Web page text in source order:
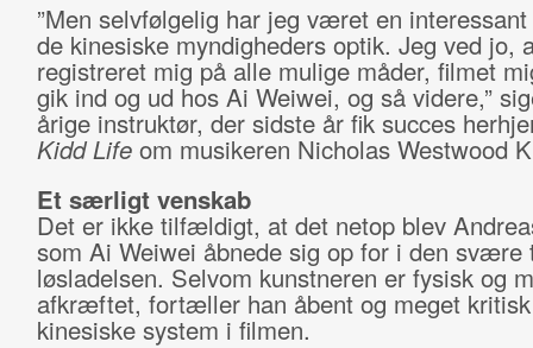
”Men selvfølgelig har jeg været en
de kinesiske myndigheders optik. Jeg ved jo,
registreret mig på alle mulige måder, filmet
gik ind og ud hos Ai Weiwei, og så videre,”
årige instruktør, der sidste år fik succes
Kidd Lifeom musikeren Nicholas Westwood
Et særligt venskab
Det er ikke tilfældigt, at det netop blev
som Ai Weiwei åbnede sig op for i den svære
løsladelsen. Selvom kunstneren er fysisk og
afkræftet, fortæller han åbent og meget
kinesiske system i filmen.